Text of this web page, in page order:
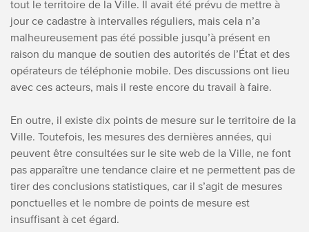
tout le territoire de la Ville. Il avait été prévu de mettre à
jour ce cadastre à intervalles réguliers, mais cela n’a
malheureusement pas été possible jusqu’à présent en
raison du manque de soutien des autorités de l’État et des
opérateurs de téléphonie mobile. Des discussions ont lieu
avec ces acteurs, mais il reste encore du travail à faire.
En outre, il existe dix points de mesure sur le territoire de la
Ville. Toutefois, les mesures des dernières années, qui
peuvent être consultées sur le site web de la Ville, ne font
pas apparaître une tendance claire et ne permettent pas de
tirer des conclusions statistiques, car il s’agit de mesures
ponctuelles et le nombre de points de mesure est
insuffisant à cet égard.